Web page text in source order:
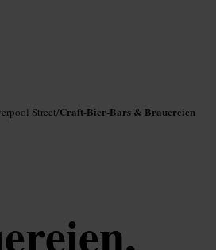
Street/Craft-Bier-Bars & Brauereien